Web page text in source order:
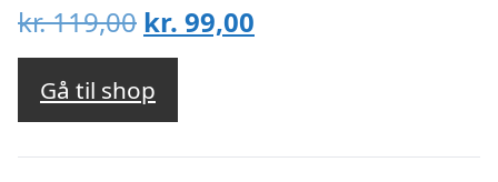
kr.119,00 Den
oprindelige
pris
var:
kr. 119,00.
kr. 99,00
kr. 99,00.
Gå til shop